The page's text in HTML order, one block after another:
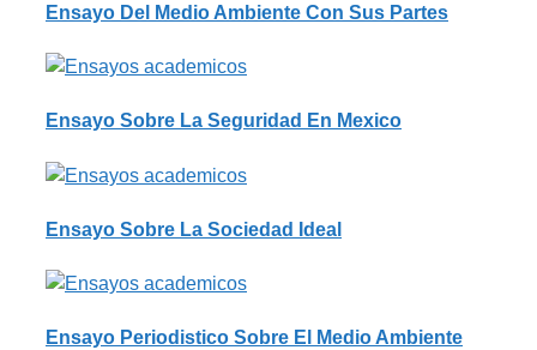
Ensayo Del Medio Ambiente Con Sus Partes
Ensayo Sobre La Seguridad En Mexico
Ensayo Sobre La Sociedad Ideal
Ensayo Periodistico Sobre El Medio Ambiente